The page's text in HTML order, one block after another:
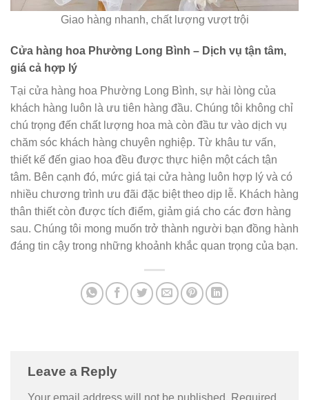
Giao hàng nhanh, chất lượng vượt trội
Cửa hàng hoa Phường Long Bình – Dịch vụ tận tâm,
giá cả hợp lý
Tại cửa hàng hoa Phường Long Bình, sự hài lòng của
khách hàng luôn là ưu tiên hàng đầu. Chúng tôi không chỉ
chú trọng đến chất lượng hoa mà còn đầu tư vào dịch vụ
chăm sóc khách hàng chuyên nghiệp. Từ khâu tư vấn,
thiết kế đến giao hoa đều được thực hiện một cách tận
tâm. Bên cạnh đó, mức giá tại cửa hàng luôn hợp lý và có
nhiều chương trình ưu đãi đặc biệt theo dịp lễ. Khách hàng
thân thiết còn được tích điểm, giảm giá cho các đơn hàng
sau. Chúng tôi mong muốn trở thành người bạn đồng hành
đáng tin cậy trong những khoảnh khắc quan trọng của bạn.
Leave a Reply
Your email address will not be published. Required